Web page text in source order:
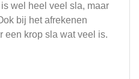
wel heel veel sla, maar
bij het afrekenen
een krop sla wat veel is.